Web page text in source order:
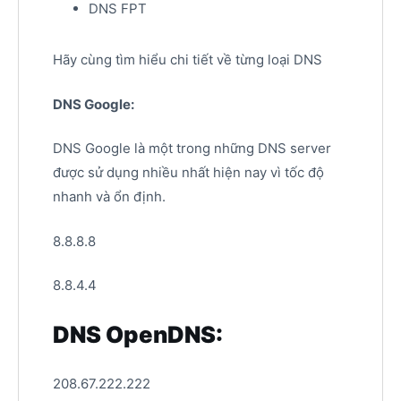
DNS FPT
Hãy cùng tìm hiểu chi tiết về từng loại DNS
DNS Google:
DNS Google là một trong những DNS server
được sử dụng nhiều nhất hiện nay vì tốc độ
nhanh và ổn định.
8.8.8.8
8.8.4.4
DNS OpenDNS:
208.67.222.222